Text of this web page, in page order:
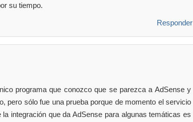
su tiempo.
Responder
programa que conozco que se parezca a AdSense y
pero sólo fue una prueba porque de momento el servicio
integración que da AdSense para algunas temáticas es